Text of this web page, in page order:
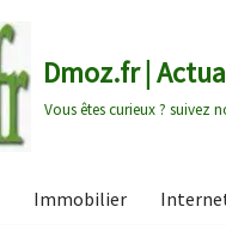
Dmoz.fr |
Vous êtes curieux ? suivez
Immobilier